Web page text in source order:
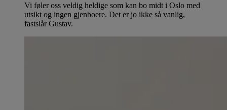
Vi føler oss veldig heldige som kan bo midt i Oslo med
utsikt og ingen gjenboere. Det er jo ikke så vanlig,
fastslår Gustav.